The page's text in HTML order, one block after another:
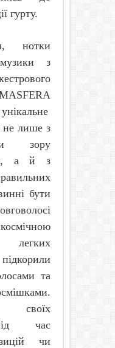
гурту.
нотки
з
не лише з
зору
а й з
бути
легких
та
своїх
час
чи